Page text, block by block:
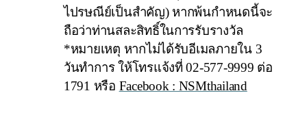
ไปรษณีย์เป็นสำคัญ) หากพ้นกำหนดนี้จะ
ถือว่าท่านสละสิทธิ์ในการรับรางวัล
*หมายเหตุ หากไม่ได้รับอีเมลภายใน 3
วันทำการ ให้โทรแจ้งที่ 02-577-9999 ต่อ
1791 หรือ Facebook : NSMthailand